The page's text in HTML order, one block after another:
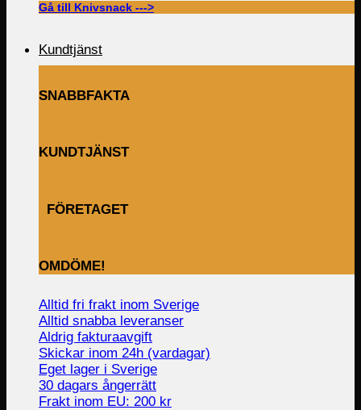
Gå till Knivsnack --->
Kundtjänst
SNABBFAKTA
KUNDTJÄNST
FÖRETAGET
OMDÖME!
Alltid fri frakt inom Sverige
Alltid snabba leveranser
Aldrig fakturaavgift
Skickar inom 24h (vardagar)
Eget lager i Sverige
30 dagars ångerrätt
Frakt inom EU: 200 kr